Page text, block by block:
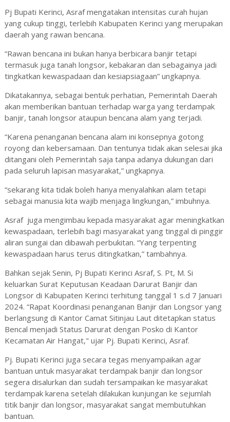
Pj Bupati Kerinci, Asraf mengatakan intensitas curah hujan
yang cukup tinggi, terlebih Kabupaten Kerinci yang merupakan
daerah yang rawan bencana.
“Rawan bencana ini bukan hanya berbicara banjir tetapi
termasuk juga tanah longsor, kebakaran dan sebagainya jadi
tingkatkan kewaspadaan dan kesiapsiagaan” ungkapnya.
Dikatakannya, sebagai bentuk perhatian, Pemerintah Daerah
akan memberikan bantuan terhadap warga yang terdampak
banjir, tanah longsor ataupun bencana alam yang terjadi.
“Karena penanganan bencana alam ini konsepnya gotong
royong dan kebersamaan. Dan tentunya tidak akan selesai jika
ditangani oleh Pemerintah saja tanpa adanya dukungan dari
pada seluruh lapisan masyarakat,” ungkapnya.
“sekarang kita tidak boleh hanya menyalahkan alam tetapi
sebagai manusia kita wajib menjaga lingkungan,” imbuhnya.
Asraf juga mengimbau kepada masyarakat agar meningkatkan
kewaspadaan, terlebih bagi masyarakat yang tinggal di pinggir
aliran sungai dan dibawah perbukitan. “Yang terpenting
kewaspadaan harus terus ditingkatkan,” tambahnya.
Bahkan sejak Senin, Pj Bupati Kerinci Asraf, S. Pt, M. Si
keluarkan Surat Keputusan Keadaan Darurat Banjir dan
Longsor di Kabupaten Kerinci terhitung tanggal 1 s.d 7 Januari
2024. “Rapat Koordinasi penanganan Banjir dan Longsor yang
berlangsung di Kantor Camat Sitinjau Laut ditetapkan status
Bencal menjadi Status Darurat dengan Posko di Kantor
Kecamatan Air Hangat," ujar Pj. Bupati Kerinci, Asraf.
Pj. Bupati Kerinci juga secara tegas menyampaikan agar
bantuan untuk masyarakat terdampak banjir dan longsor
segera disalurkan dan sudah tersampaikan ke masyarakat
terdampak karena setelah dilakukan kunjungan ke sejumlah
titik banjir dan longsor, masyarakat sangat membutuhkan
bantuan.